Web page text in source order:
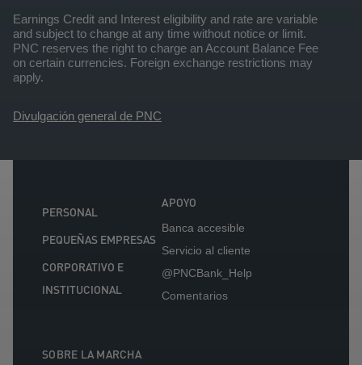
Earnings Credit and Interest eligibility and rate are variable
and subject to change at any time without notice or limit.
PNC reserves the right to charge an Account Balance Fee
on certain currencies. Foreign exchange restrictions may
apply.
Divulgación general de PNC
PERSONAL
PEQUEÑAS EMPRESAS
CORPORATIVO E
INSTITUCIONAL
APOYO
Banca accesible
Servicio al cliente
@PNCBank_Help
Comentarios
SOBRE LA MARCHA